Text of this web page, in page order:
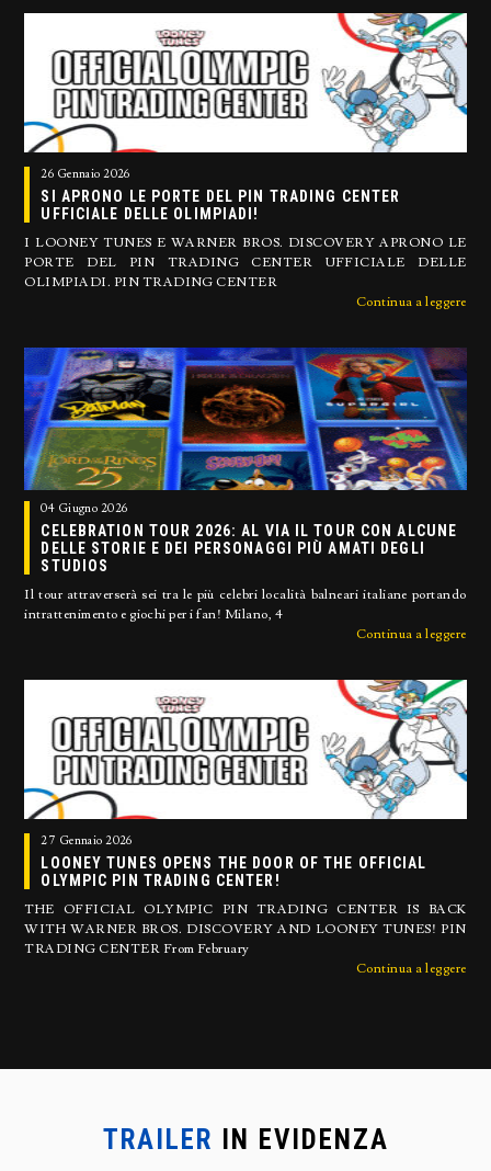
26 Gennaio 2026
SI APRONO LE PORTE DEL PIN TRADING CENTER
UFFICIALE DELLE OLIMPIADI!
I LOONEY TUNES E WARNER BROS. DISCOVERY APRONO LE
PORTE DEL PIN TRADING CENTER UFFICIALE DELLE
OLIMPIADI. PIN TRADING CENTER
Continua a leggere
04 Giugno 2026
CELEBRATION TOUR 2026: AL VIA IL TOUR CON ALCUNE
DELLE STORIE E DEI PERSONAGGI PIÙ AMATI DEGLI
STUDIOS
Il tour attraverserà sei tra le più celebri località balneari italiane portando
intrattenimento e giochi per i fan! Milano, 4
Continua a leggere
27 Gennaio 2026
LOONEY TUNES OPENS THE DOOR OF THE OFFICIAL
OLYMPIC PIN TRADING CENTER!
THE OFFICIAL OLYMPIC PIN TRADING CENTER IS BACK
WITH WARNER BROS. DISCOVERY AND LOONEY TUNES! PIN
TRADING CENTER From February
Continua a leggere
TRAILER IN EVIDENZA